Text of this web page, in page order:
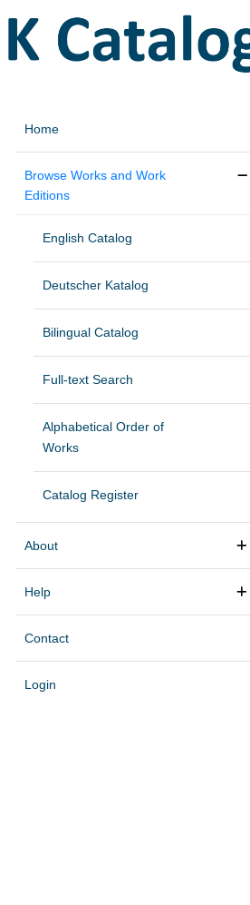
Home
Browse Works and Work
Editions
English Catalog
Deutscher Katalog
Bilingual Catalog
Full-text Search
Alphabetical Order of
Works
Catalog Register
About
Help
Contact
Login